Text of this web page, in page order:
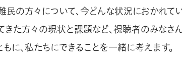
の方々について、今どんな状況におかれて
た方々の現状と課題など、視聴者のみなさ
に、私たちにできることを一緒に考えます。